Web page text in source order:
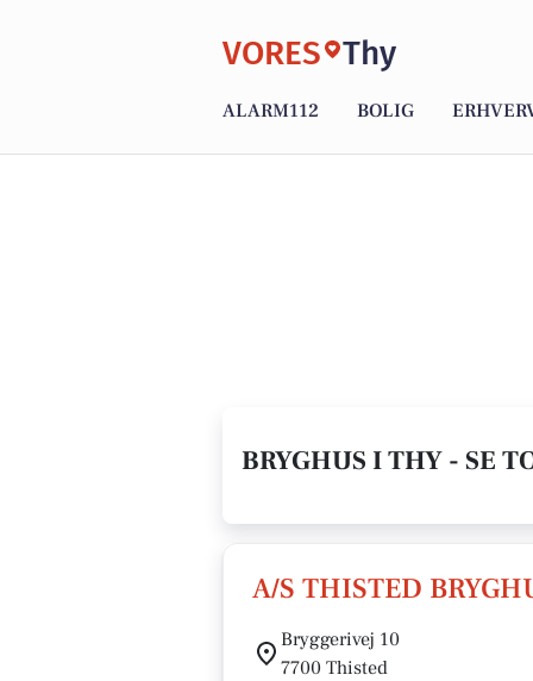
VORES Thy
ALARM112 BOLIG
BRYGHUS I THY - SE
A/S THISTED
Bryggerivej 10
7700 Thisted